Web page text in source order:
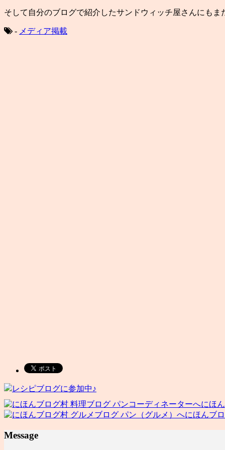
そして自分のブログで紹介したサンドウィッチ屋さんにもま
- メディア掲載
レシピブログに参加中♪
にほ
にほんブ
Message